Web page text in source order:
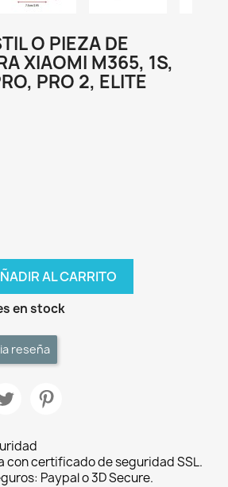
O PIEZA DE
XIAOMI M365, 1S,
PRO 2, ELITE
AL CARRITO
en stock
reseña
con certificado de seguridad SSL.
Paypal o 3D Secure.